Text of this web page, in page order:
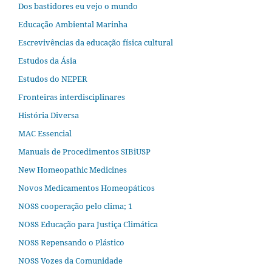
Dos bastidores eu vejo o mundo
Educação Ambiental Marinha
Escrevivências da educação física cultural
Estudos da Ásia​
Estudos do NEPER
Fronteiras interdisciplinares
História Diversa
MAC Essencial
Manuais de Procedimentos SIBiUSP
New Homeopathic Medicines
Novos Medicamentos Homeopáticos
NOSS cooperação pelo clima; 1
NOSS Educação para Justiça Climática
NOSS Repensando o Plástico
NOSS Vozes da Comunidade